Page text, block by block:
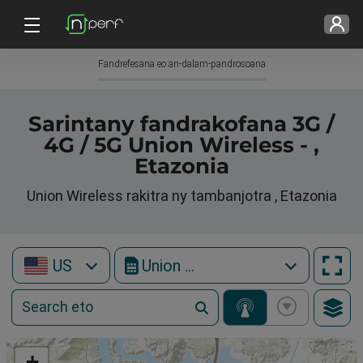
Fandrefesana eo an-dalam-pandrosoana
Sarintany fandrakofana 3G /
4G / 5G Union Wireless - ,
Etazonia
Union Wireless rakitra ny tambanjotra , Etazonia
US Union Wireless